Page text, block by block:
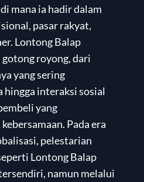
mana ia hadir dalam
pasar rakyat,
Lontong Balap
royong, dari
yang sering
hingga interaksi sosial
yang
Pada era
pelestarian
Lontong Balap
namun melalui